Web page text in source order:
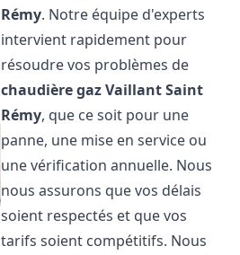
Rémy. Notre équipe d'experts
intervient rapidement pour
résoudre vos problèmes de
chaudière gaz VaillantSaint
Rémy, que ce soit pour une
panne, une mise en service ou
une vérification annuelle. Nous
nous assurons que vos délais
soient respectés et que vos
tarifs soient compétitifs. Nous